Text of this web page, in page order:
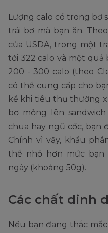
Lượng calo có trong bơ
trái bơ mà bạn ăn.
của USDA, trong một
tới 322 calo và một
200 - 300 calo (theo
có thể cung cấp cho
kể khi tiêu thụ thường
bơ mỏng lên
chua hay ngũ cốc, bạn
Chính vì vậy, khẩu
thể nhỏ hơn mức bạn
ngày (khoảng 50g).
Các chất dinh
Nếu bạn đang thắc mắc